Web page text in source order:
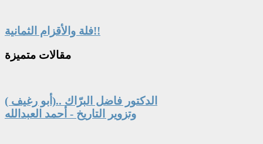
فلة والأقزام الثمانية!!
مقالات متميزة
الدكتور فاضل البرّاك ..(أبو رغيف )
وتزوير التاريخ - أحمد العبدالله